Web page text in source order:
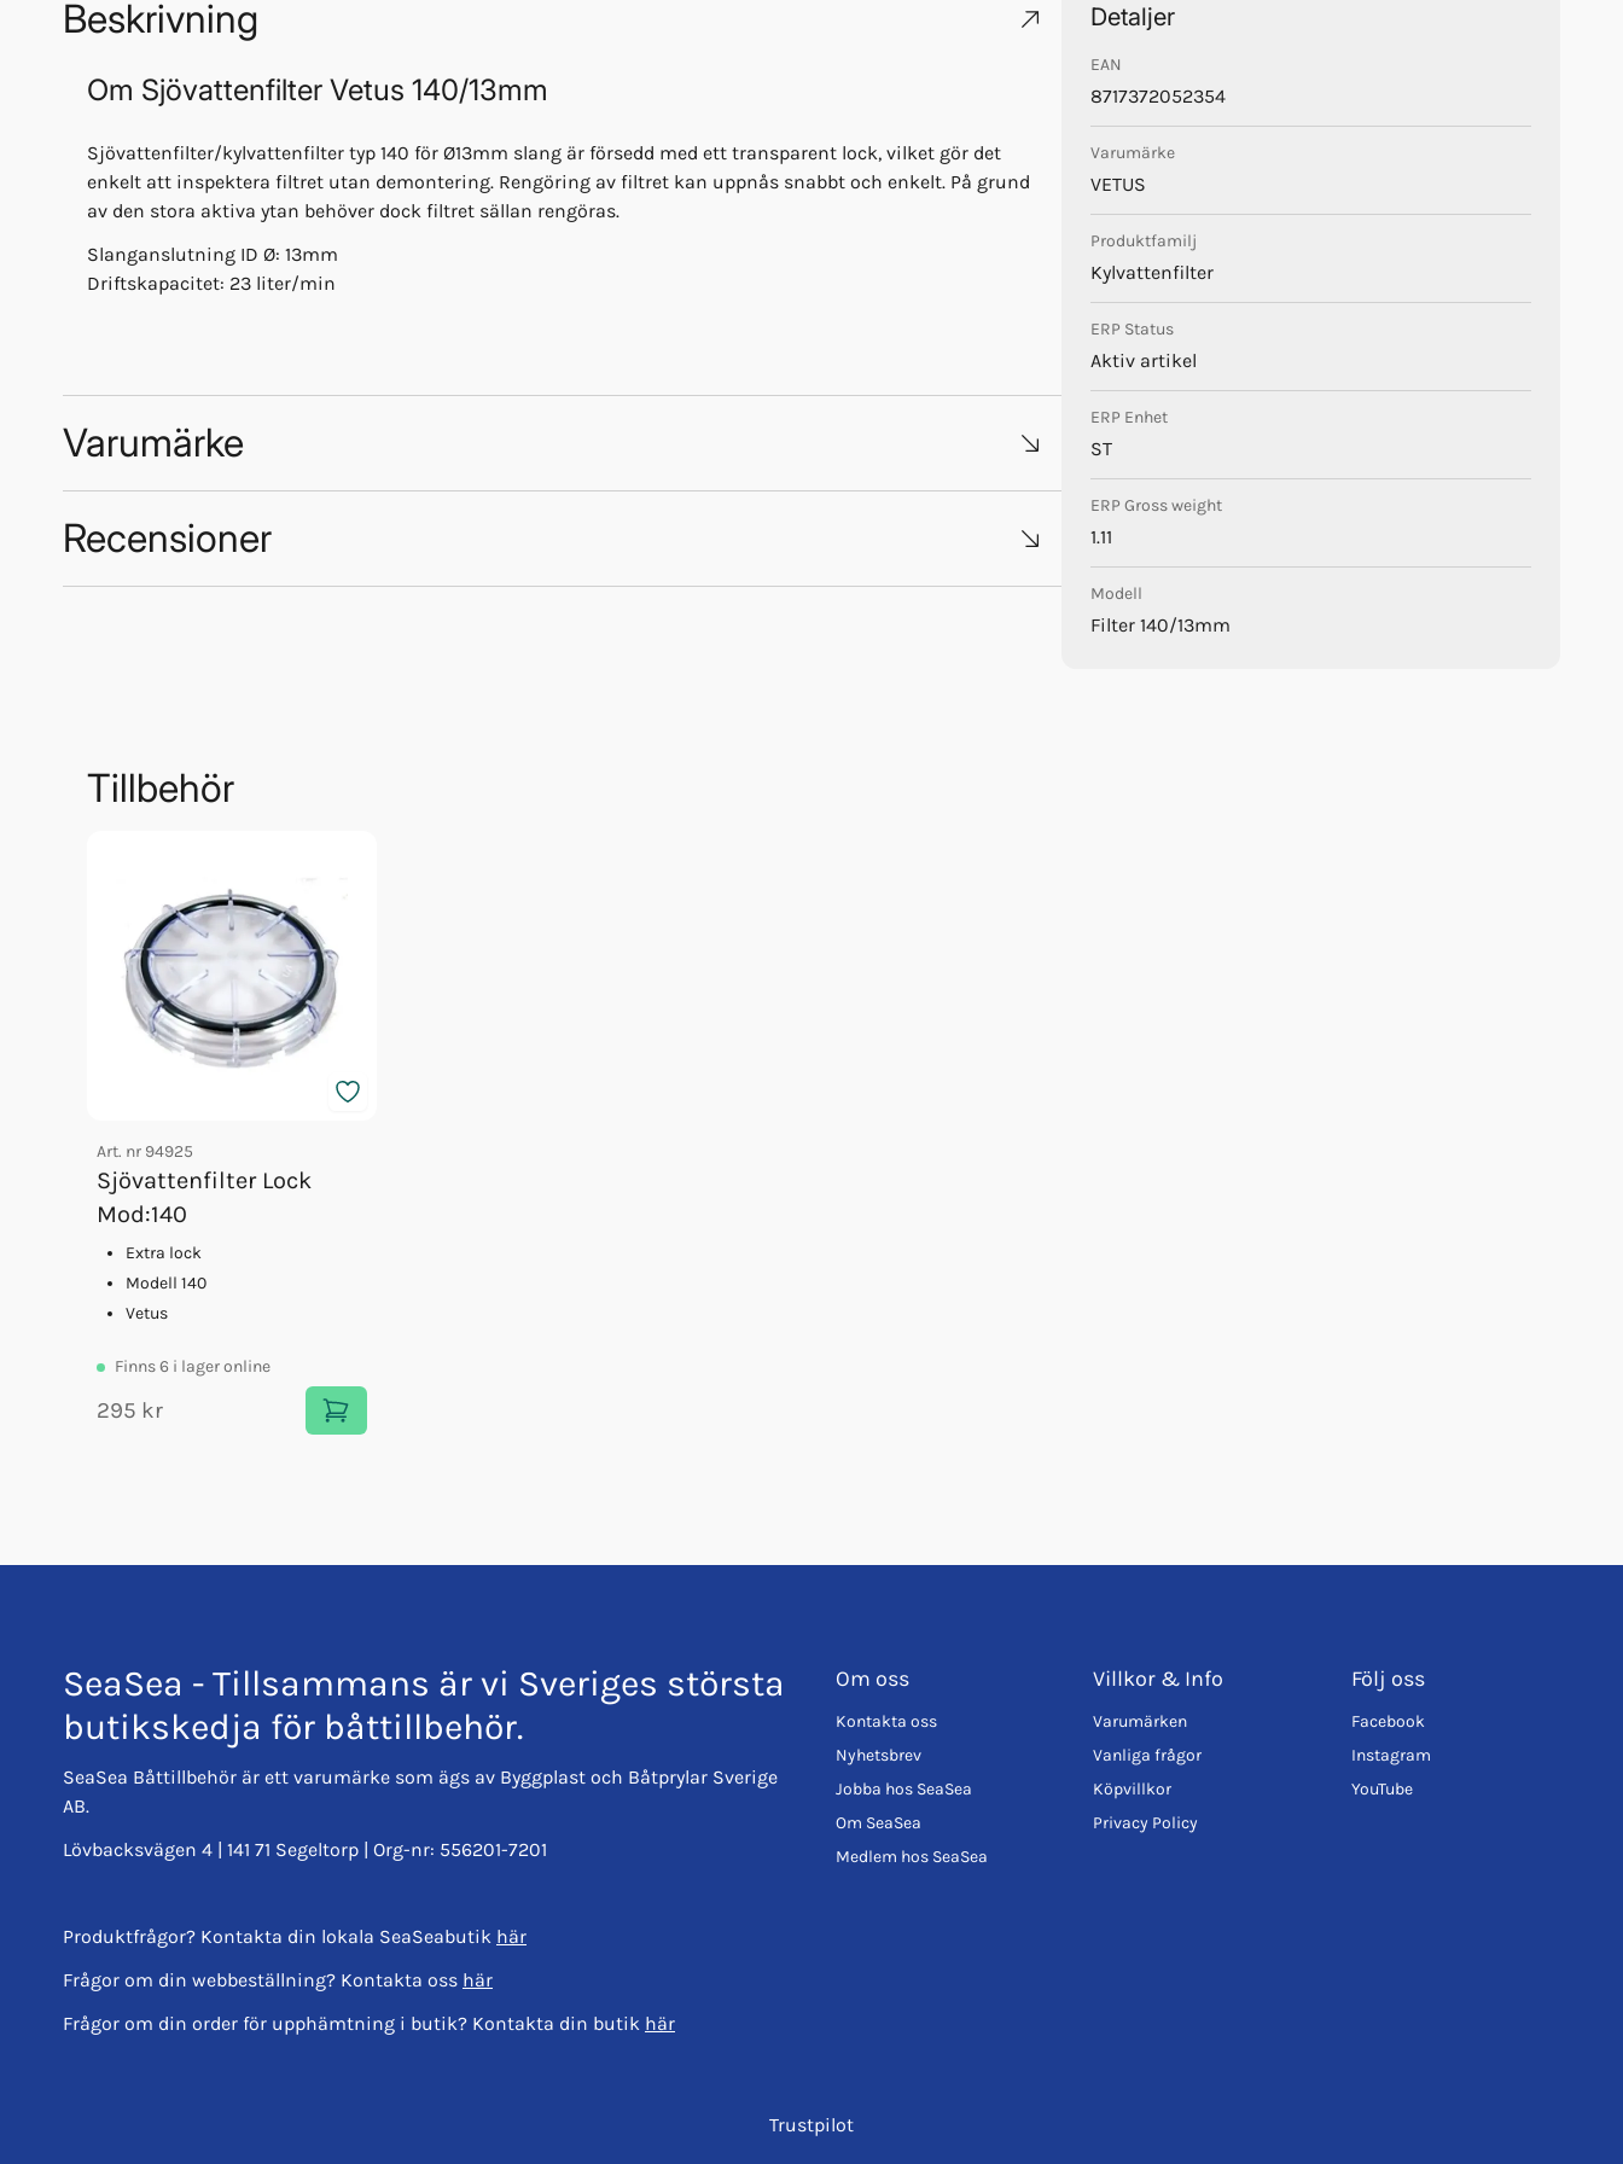
Beskrivning
Om Sjövattenfilter Vetus 140/13mm
Sjövattenfilter/kylvattenfilter typ 140 för Ø13mm slang är försedd med ett transparent lock, vilket gör det
enkelt att inspektera filtret utan demontering. Rengöring av filtret kan uppnås snabbt och enkelt. På grund
av den stora aktiva ytan behöver dock filtret sällan rengöras.
Slanganslutning ID Ø: 13mm
Driftskapacitet: 23 liter/min
Varumärke
Vetus
Recensioner
Detaljer
EAN
8717372052354
Varumärke
VETUS
Produktfamilj
Kylvattenfilter
ERP Status
Aktiv artikel
ERP Enhet
ST
ERP Gross weight
1.11
Modell
Filter 140/13mm
Tillbehör
Art. nr 94925
Sjövattenfilter Lock
Mod:140
Extra lock
Modell 140
Vetus
Finns6 i lager online
295 kr
SeaSea - Tillsammans är vi Sveriges största
butikskedja för båttillbehör.
SeaSea Båttillbehör är ett varumärke som ägs av Byggplast och Båtprylar Sverige
AB.
Lövbacksvägen 4 | 141 71 Segeltorp | Org-nr: 556201-7201
Produktfrågor? Kontakta din lokala SeaSeabutik här
Frågor om din webbeställning? Kontakta oss här
Frågor om din order för upphämtning i butik? Kontakta din butik här
Om oss
Kontakta oss
Nyhetsbrev
Jobba hos SeaSea
Om SeaSea
Medlem hos SeaSea
Villkor & Info
Varumärken
Vanliga frågor
Köpvillkor
Privacy Policy
Följ oss
Facebook
Instagram
YouTube
Trustpilot